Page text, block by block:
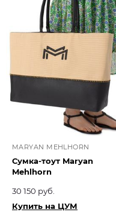
MARYAN MEHLHORN
Сумка-тоут Maryan
Mehlhorn
30 150 руб.
Купить на ЦУМ